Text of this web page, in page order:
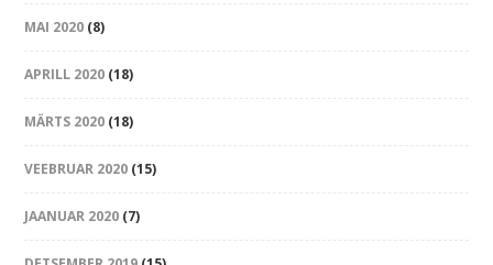
MAI 2020 (8)
APRILL 2020 (18)
MÄRTS 2020 (18)
VEEBRUAR 2020 (15)
JAANUAR 2020 (7)